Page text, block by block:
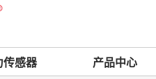
传感器 产品中心